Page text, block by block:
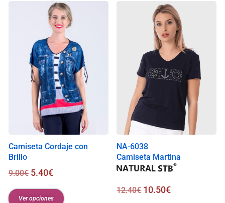
Camiseta Cordaje con
Brillo
9.00€ 5.40€
Ver opciones
NA-6038
Camiseta Martina
12.40€ 10.50€